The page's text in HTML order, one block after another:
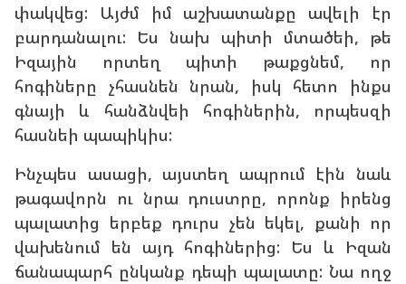
փակվեց: Այժմ իմ աշխատանքը ավելի էր
բարդանալու: Ես նախ պիտի մտածեի, թե
Իզային որտեղ պիտի թաքցնեմ, որ
հոգիները չհասնեն նրան, իսկ հետո ինքս
գնայի և հանձնվեի հոգիներին, որպեսզի
հասնեի պապիկիս:
Ինչպես ասացի, այստեղ ապրում էին նաև
թագավորն ու նրա դուստրը, որոնք իրենց
պալատից երբեք դուրս չեն եկել, քանի որ
վախենում են այդ հոգիներից: Ես և Իզան
ճանապարհ ընկանք դեպի պալատը: Նա ողջ